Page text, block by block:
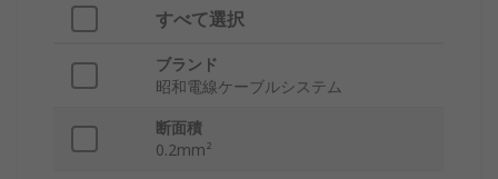
すべて選択
ブランド
昭和電線ケーブルシステム
断面積
0.2mm²